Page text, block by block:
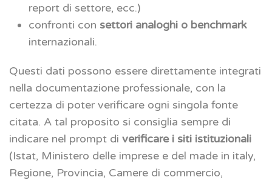
report di settore, ecc.)
confronti con settori analoghi o benchmark
internazionali.
Questi dati possono essere direttamente integrati
nella documentazione professionale, con la
certezza di poter verificare ogni singola fonte
citata. A tal proposito si consiglia sempre di
indicare nel prompt di verificare i siti istituzionali
(Istat, Ministero delle imprese e del made in italy,
Regione, Provincia, Camere di commercio,